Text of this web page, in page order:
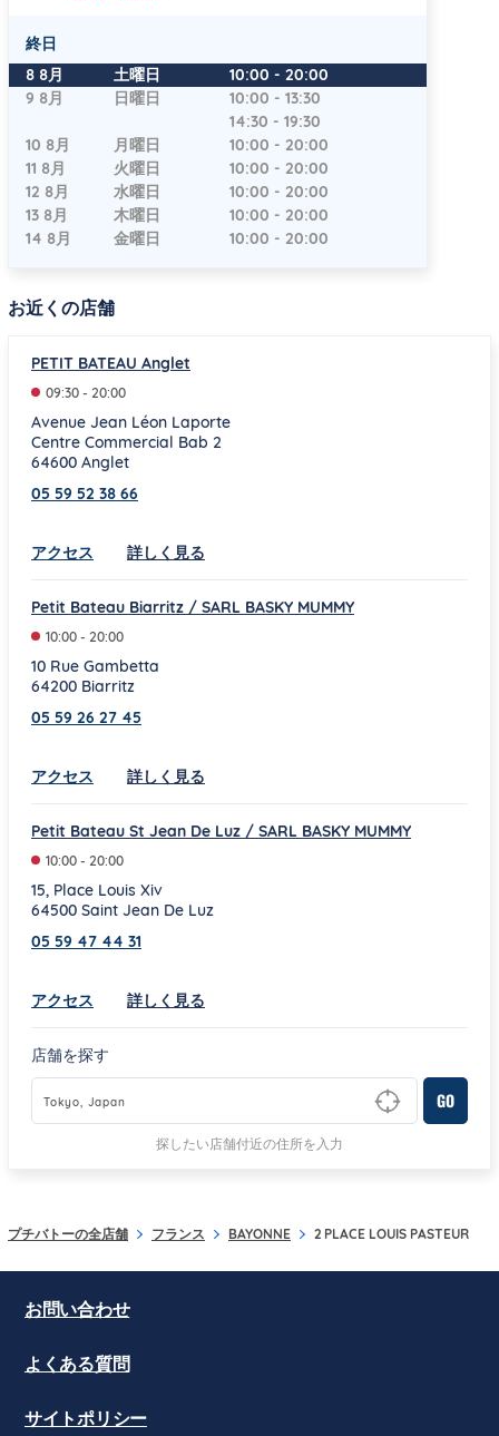
終日
曜日 時間
8 8月 土曜日 10:00 - 20:00
9 8月
日曜日 10:00 - 13:30
14:30 - 19:30
10 8月
月曜日 10:00 - 20:00
11 8月
火曜日 10:00 - 20:00
12 8月
水曜日 10:00 - 20:00
13 8月
木曜日 10:00 - 20:00
14 8月
金曜日 10:00 - 20:00
お近くの店舗
PETIT BATEAU Anglet
09:30 - 20:00
Avenue Jean Léon Laporte
Centre Commercial Bab 2
64600 Anglet
05 59 52 38 66
アクセス Link Opens in New Tab
詳しく見る
Petit Bateau Biarritz / SARL BASKY MUMMY
10:00 - 20:00
10 Rue Gambetta
64200 Biarritz
05 59 26 27 45
アクセス Link Opens in New Tab
詳しく見る
Petit Bateau St Jean De Luz / SARL BASKY MUMMY
10:00 - 20:00
15, Place Louis Xiv
64500 Saint Jean De Luz
05 59 47 44 31
アクセス Link Opens in New Tab
詳しく見る
店舗を探す
GO
探したい店舗付近の住所を入力
プチバトーの全店舗 フランス BAYONNE 2 PLACE LOUIS PASTEUR
お問い合わせ
よくある質問
サイトポリシー